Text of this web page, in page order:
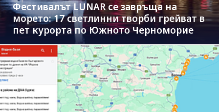
Фестивалът LUNAR се завръща на
морето: 17 светлинни творби грейват в
пет курорта по Южното Черноморие